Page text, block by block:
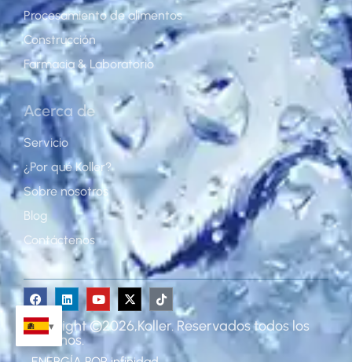
Procesamiento de alimentos
Construcción
Farmacia & Laboratorio
Acerca de
Servicio
¿Por qué Koller?
Sobre nosotros
Blog
Contáctenos
Copyright ©2026,Koller. Reservados todos los
derechos.